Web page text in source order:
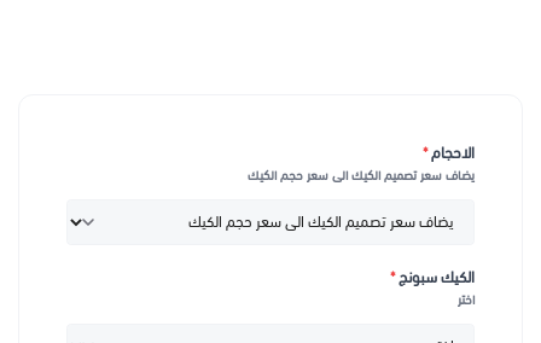
الاحجام*
يضاف سعر تصميم الكيك الى سعر حجم الكيك
الكيك سبونج*
اختر